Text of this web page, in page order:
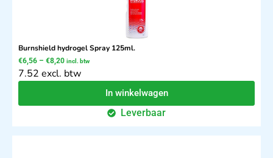
Burnshield hydrogel Spray 125ml.
€6,56 – €8,20 incl. btw
7.52 excl. btw
In winkelwagen
Leverbaar